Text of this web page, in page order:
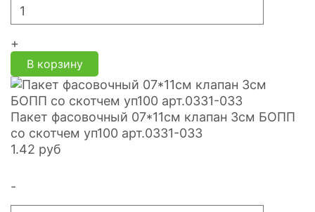
+
В корзину
Пакет фасовочный 07*11см клапан 3см БОПП
со скотчем уп100 арт.0331-033
1.42 руб
-